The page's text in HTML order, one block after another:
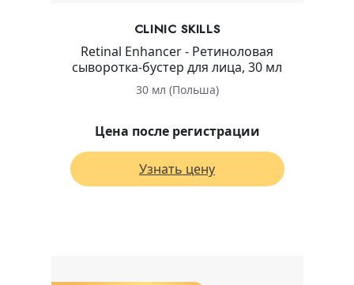
CLINIC SKILLS
Retinal Enhancer - Ретиноловая
сыворотка-бустер для лица, 30 мл
30 мл (Польша)
Цена после регистрации
Узнать цену